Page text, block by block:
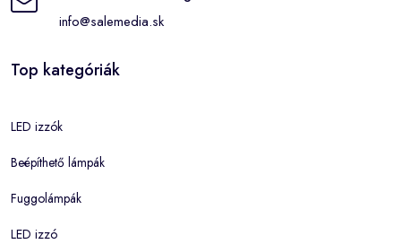
info@salemedia.sk
Top kategóriák
LED izzók
Beépíthető lámpák
Fuggolámpák
LED izzó